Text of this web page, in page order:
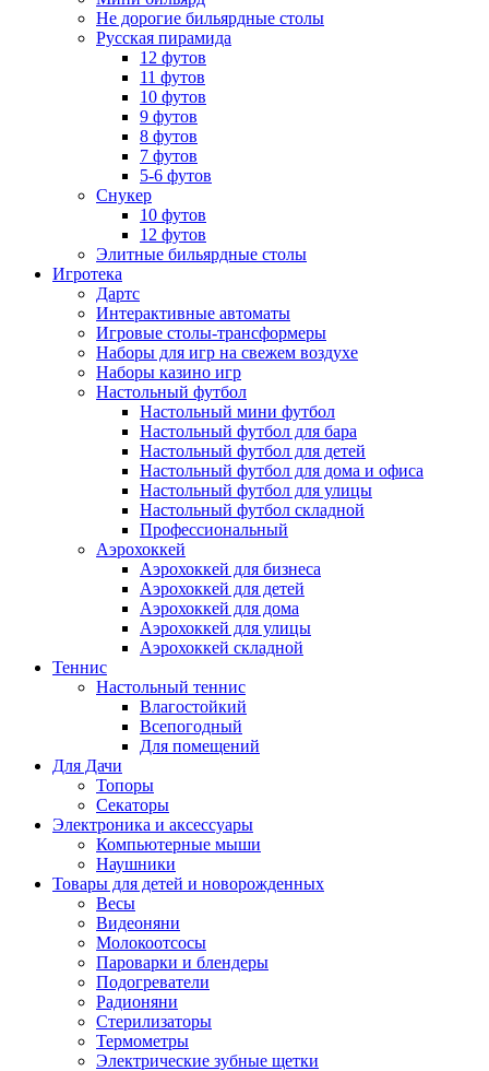
Не дорогие бильярдные столы
Русская пирамида
12 футов
11 футов
10 футов
9 футов
8 футов
7 футов
5-6 футов
Снукер
10 футов
12 футов
Элитные бильярдные столы
Игротека
Дартс
Интерактивные автоматы
Игровые столы-трансформеры
Наборы для игр на свежем воздухе
Наборы казино игр
Настольный футбол
Настольный мини футбол
Настольный футбол для бара
Настольный футбол для детей
Настольный футбол для дома и офиса
Настольный футбол для улицы
Настольный футбол складной
Профессиональный
Аэрохоккей
Аэрохоккей для бизнеса
Аэрохоккей для детей
Аэрохоккей для дома
Аэрохоккей для улицы
Аэрохоккей складной
Теннис
Настольный теннис
Влагостойкий
Всепогодный
Для помещений
Для Дачи
Топоры
Секаторы
Электроника и аксессуары
Компьютерные мыши
Наушники
Товары для детей и новорожденных
Весы
Видеоняни
Молокоотсосы
Пароварки и блендеры
Подогреватели
Радионяни
Стерилизаторы
Термометры
Электрические зубные щетки